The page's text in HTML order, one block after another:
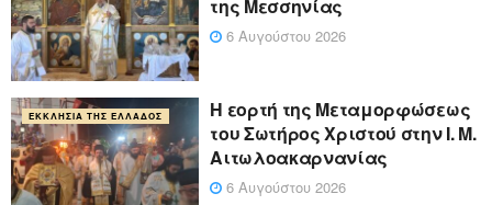
της Μεσσηνίας
6 Αυγούστου 2026
ΕΚΚΛΗΣΊΑ ΤΗΣ ΕΛΛΆΔΟΣ
Η εορτή της Μεταμορφώσεως
του Σωτήρος Χριστού στην Ι. Μ.
Αιτωλοακαρνανίας
6 Αυγούστου 2026